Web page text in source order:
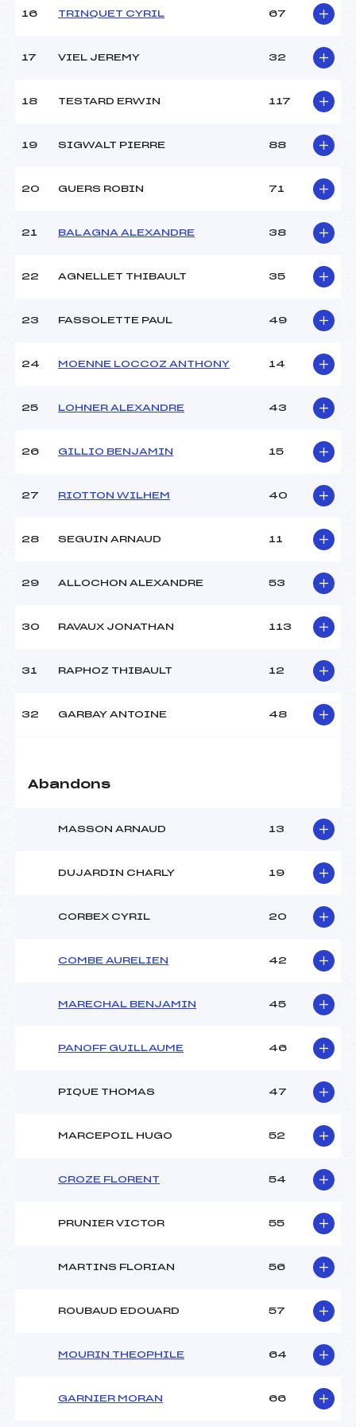
Pénalité appliquée :
118.0000
16 TRINQUET CYRIL 67
17 VIEL JEREMY 32
18 TESTARD ERWIN 117
19 SIGWALT PIERRE 88
20 GUERS ROBIN 71
21 BALAGNA ALEXANDRE 38
22 AGNELLET THIBAULT 35
23 FASSOLETTE PAUL 49
24 MOENNE LOCCOZ ANTHONY 14
25 LOHNER ALEXANDRE 43
26 GILLIO BENJAMIN 15
27 RIOTTON WILHEM 40
28 SEGUIN ARNAUD 11
29 ALLOCHON ALEXANDRE 53
30 RAVAUX JONATHAN 113
31 RAPHOZ THIBAULT 12
32 GARBAY ANTOINE 48
Abandons
MASSON ARNAUD 13
DUJARDIN CHARLY 19
CORBEX CYRIL 20
COMBE AURELIEN 42
MARECHAL BENJAMIN 45
PANOFF GUILLAUME 46
PIQUE THOMAS 47
MARCEPOIL HUGO 52
CROZE FLORENT 54
PRUNIER VICTOR 55
MARTINS FLORIAN 56
ROUBAUD EDOUARD 57
MOURIN THEOPHILE 64
GARNIER MORAN 66